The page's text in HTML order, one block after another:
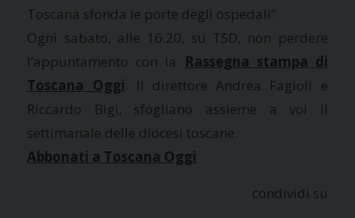
Toscana sfonda le porte degli ospedali”.
Ogni sabato, alle 16.20, su TSD, non perdere
l’appuntamento con la
Rassegna stampa di
Toscana Oggi. Il direttore Andrea Fagioli e
Riccardo Bigi, sfogliano assieme a voi il
settimanale delle diocesi toscane.
Abbonati a Toscana Oggi
condividi su